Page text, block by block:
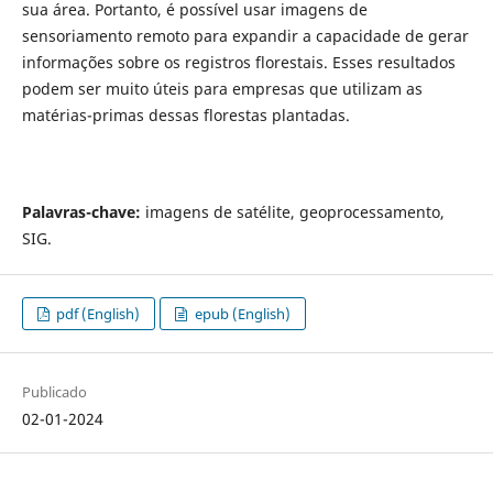
sua área. Portanto, é possível usar imagens de
sensoriamento remoto para expandir a capacidade de gerar
informações sobre os registros florestais. Esses resultados
podem ser muito úteis para empresas que utilizam as
matérias-primas dessas florestas plantadas.
Palavras-chave: imagens de satélite, geoprocessamento,
SIG.
pdf (English) epub (English)
Publicado
02-01-2024